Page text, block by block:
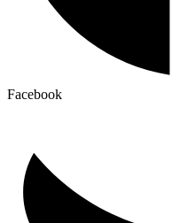
Facebook